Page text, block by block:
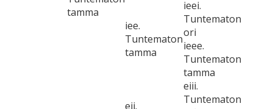
tamma
iee.
Tuntematon
tamma
ieei.
Tuntematon
ori
ieee.
Tuntematon
tamma
eii.
eiii.
Tuntematon